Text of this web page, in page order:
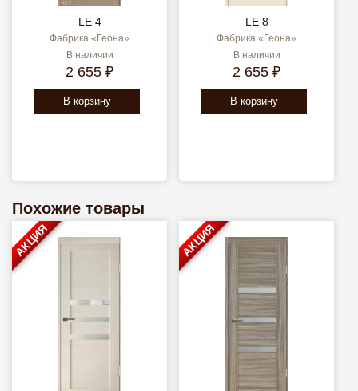
LE 4
Фабрика «Геона»
В наличии
2 655 ₽
В корзину
LE 8
Фабрика «Геона»
В наличии
2 655 ₽
В корзину
Похожие товары
АКЦИЯ АКЦИЯ